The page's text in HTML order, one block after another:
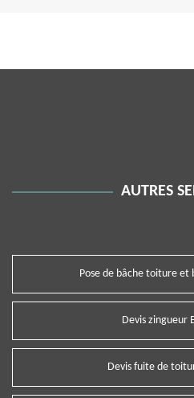
AUTRES
Pose de bâche toiture et
Devis zingueur
Devis fuite de